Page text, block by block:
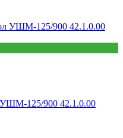
125/900 42.1.0.00